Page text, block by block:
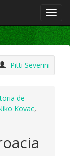
Pitti Severini
de
Kovac,